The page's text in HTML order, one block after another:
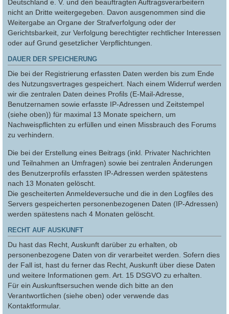
Deutschland e. V. und den beauftragten Auftragsverarbeitern
nicht an Dritte weitergegeben. Davon ausgenommen sind die
Weitergabe an Organe der Strafverfolgung oder der
Gerichtsbarkeit, zur Verfolgung berechtigter rechtlicher Interessen
oder auf Grund gesetzlicher Verpflichtungen.
DAUER DER SPEICHERUNG
Die bei der Registrierung erfassten Daten werden bis zum Ende
des Nutzungsvertrages gespeichert. Nach einem Widerruf werden
wir die zentralen Daten deines Profils (E-Mail-Adresse,
Benutzernamen sowie erfasste IP-Adressen und Zeitstempel
(siehe oben)) für maximal 13 Monate speichern, um
Nachweispflichten zu erfüllen und einen Missbrauch des Forums
zu verhindern.
Die bei der Erstellung eines Beitrags (inkl. Privater Nachrichten
und Teilnahmen an Umfragen) sowie bei zentralen Änderungen
des Benutzerprofils erfassten IP-Adressen werden spätestens
nach 13 Monaten gelöscht.
Die gescheiterten Anmeldeversuche und die in den Logfiles des
Servers gespeicherten personenbezogenen Daten (IP-Adressen)
werden spätestens nach 4 Monaten gelöscht.
RECHT AUF AUSKUNFT
Du hast das Recht, Auskunft darüber zu erhalten, ob
personenbezogene Daten von dir verarbeitet werden. Sofern dies
der Fall ist, hast du ferner das Recht, Auskunft über diese Daten
und weitere Informationen gem. Art. 15 DSGVO zu erhalten.
Für ein Auskunftsersuchen wende dich bitte an den
Verantwortlichen (siehe oben) oder verwende das
Kontaktformular.